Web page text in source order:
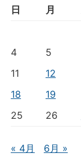
日 月
4
5
11
12
18
19
25
26
« 4月 6月 »